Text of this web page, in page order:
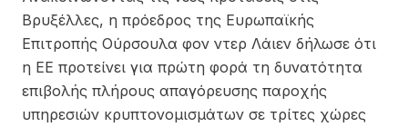
Βρυξέλλες, η πρόεδρος της Ευρωπαϊκής
Επιτροπής Ούρσουλα φον ντερ Λάιεν δήλωσε ότι
η ΕΕ προτείνει για πρώτη φορά τη δυνατότητα
επιβολής πλήρους απαγόρευσης παροχής
υπηρεσιών κρυπτονομισμάτων σε τρίτες χώρες